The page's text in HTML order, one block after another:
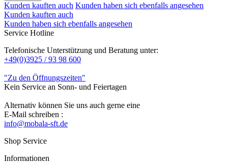
Kunden kauften auch Kunden haben sich ebenfalls angesehen
Kunden kauften auch
Kunden haben sich ebenfalls angesehen
Service Hotline
Telefonische Unterstützung und Beratung unter:
+49(0)3925 / 93 98 600
"Zu den Öffnungszeiten"
Kein Service an Sonn- und Feiertagen
Alternativ können Sie uns auch gerne eine
E-Mail schreiben :
info@mobala-sft.de
Shop Service
Informationen